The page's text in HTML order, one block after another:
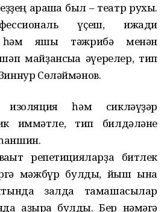
ҡарашҡа был – театр рухы.
үҫеш, ижади
һәм яҡшы тәжрибә менән
майҙансыҡҡа әүерелер, тип
Сөләймәнов.
һәм сикләүҙәр
ҡиммәтле, тип билдәләне
репетицияларҙа битлек
мәжбүр булды, йыш ҡына
залда тамашасылар
аҙыраҡ булды. Бер нәмәгә